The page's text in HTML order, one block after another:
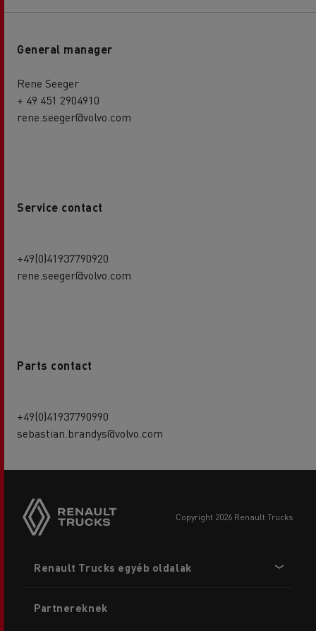
General manager
Rene Seeger
+ 49 451 2904910
rene.seeger@volvo.com
Service contact
+49(0)41937790920
rene.seeger@volvo.com
Parts contact
+49(0)41937790990
sebastian.brandys@volvo.com
copyright 2026 Renault Trucks
menu
Renault Trucks egyéb oldalak
Partnereknek